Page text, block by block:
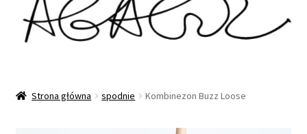
A
A
Strona główna spodnie Kombinezon Buzz Loose